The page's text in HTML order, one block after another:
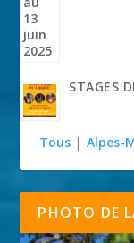
STAGES
Tous | Alpes-
PHOTO DE